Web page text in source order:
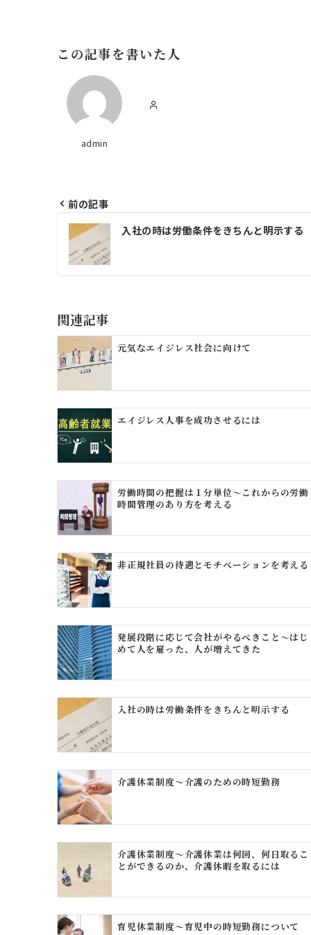
この記事を書いた人
admin
投
稿
ナ
ゲ
ー
シ
ョ
ン
前の記事
入社の時は労働条件をきちんと明示する
関連記事
元気なエイジレス社会に向けて
エイジレス人事を成功させるには
労働時間の把握は１分単位～これからの労働
時間管理のあり方を考える
非正規社員の待遇とモチベーションを考える
発展段階に応じて会社がやるべきこと～はじ
めて人を雇った、人が増えてきた
入社の時は労働条件をきちんと明示する
介護休業制度～介護のための時短勤務
介護休業制度～介護休業は何回、何日取るこ
とができるのか、介護休暇を取るには
育児休業制度～育児中の時短勤務について